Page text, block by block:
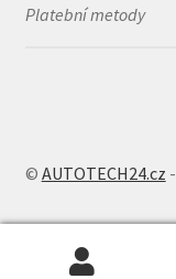
Platební metody
© AUTOTECH24.cz -